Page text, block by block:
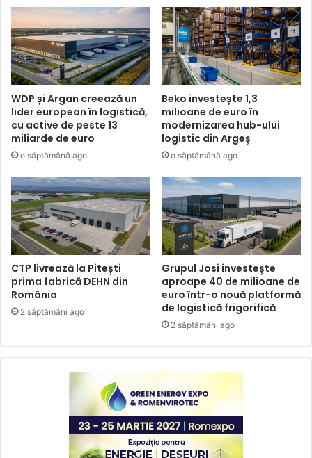
WDP și Argan creează un
lider european în logistică,
cu active de peste 13
miliarde de euro
o săptămână ago
Beko investește 1,3
milioane de euro în
modernizarea hub-ului
logistic din Argeș
o săptămână ago
CTP livrează la Pitești
prima fabrică DEHN din
România
2 săptămâni ago
Grupul Josi investește
aproape 40 de milioane de
euro într-o nouă platformă
de logistică frigorifică
2 săptămâni ago